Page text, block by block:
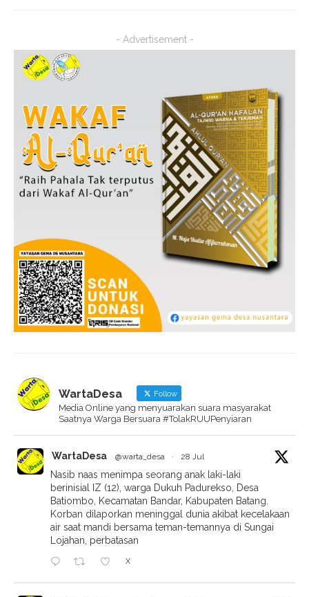
- Advertisement -
WartaDesa Follow
Media Online yang menyuarakan suara masyarakat
Saatnya Warga Bersuara #TolakRUUPenyiaran
WartaDesa @warta_desa · 28 Jul
Nasib naas menimpa seorang anak laki-laki
berinisial IZ (12), warga Dukuh Padurekso, Desa
Batiombo, Kecamatan Bandar, Kabupaten Batang.
Korban dilaporkan meninggal dunia akibat kecelakaan
air saat mandi bersama teman-temannya di Sungai
Lojahan, perbatasan
X